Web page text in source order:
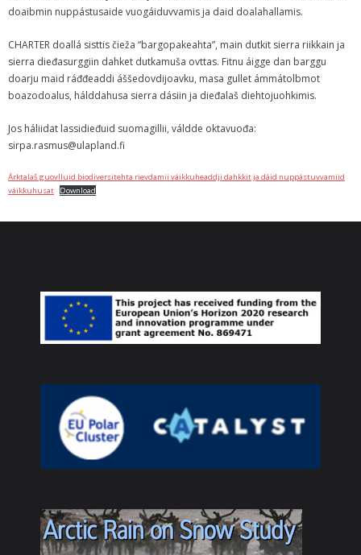
doaibmin nuppástusaide vuogáiduvvamis ja daid doalahallamis.
CHARTER doallá sisttis čieža “bargopakeahta”, main dutkit sierra riikkain ja
sierra dieđasurggiin dahket dutkamuša ovttas. Fitnu áigge dan barggu
doarju maid ráđđeaddi áššedovdijoavku, masa gullet ámmátolbmot
boazodoalus, hálddahusa sierra dásiin ja dieđalaš diehtojuohkimis.
Jos háliidat lassidieđuid suomagillii, váldde oktavuođa:
sirpa.rasmus@ulapland.fi
Árktalaš guovlluid biodiversitehta rievdamii váikkuheaddji dahkkit ja dáid nuppástuvvamiid
váikkuhusat
Download